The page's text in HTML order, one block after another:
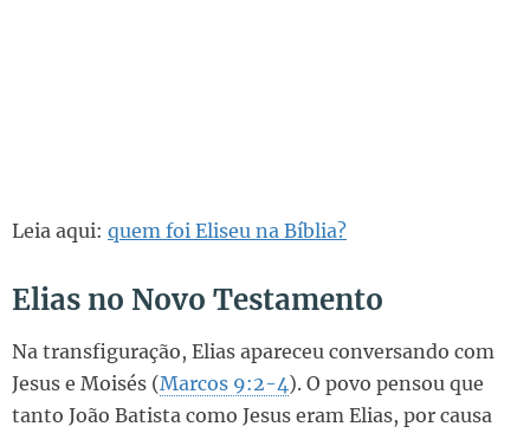
Leia aqui: quem foi Eliseu na Bíblia?
Elias no Novo Testamento
Na transfiguração, Elias apareceu conversando com
Jesus e Moisés (Marcos 9:2-4). O povo pensou que
tanto João Batista como Jesus eram Elias, por causa